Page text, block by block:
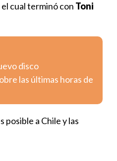
el cual terminó con Toni
disco
las últimas horas de
a Chile y las